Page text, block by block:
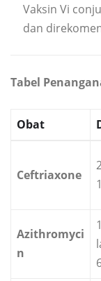
Vaksin Vi
dan
Tabel
Obat
Ceftriaxone
Azithromyci
n